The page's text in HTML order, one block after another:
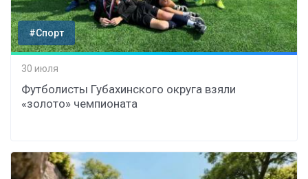
#Спорт
30 июля
Футболисты Губахинского округа взяли
«золото» чемпионата